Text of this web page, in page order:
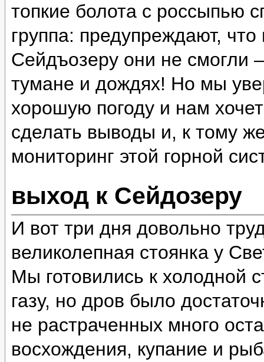
топкие болота с россыпью
группа: предупреждают,
Сейдъозеру они не смогли
тумане и дождях! Но мы
хорошую погоду и нам
сделать выводы и, к тому
мониторинг этой горной
выход к Сейдозеру
И вот три дня довольно
великолепная стоянка у
Мы готовились к холодной
газу, но дров было
не растраченных много
восхождения, купание и